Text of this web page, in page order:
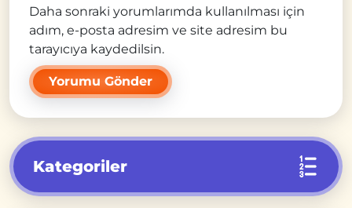
Daha sonraki yorumlarımda kullanılması için
adım, e-posta adresim ve site adresim bu
tarayıcıya kaydedilsin.
Kategoriler